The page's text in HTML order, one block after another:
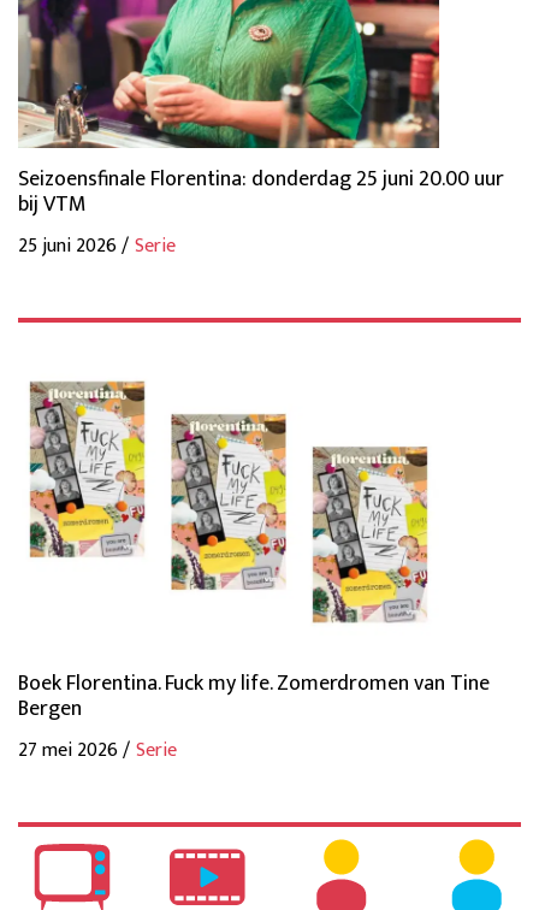
Seizoensfinale Florentina: donderdag 25 juni 20.00 uur
bij VTM
25 juni 2026 /Serie
Boek Florentina. Fuck my life. Zomerdromen van Tine
Bergen
27 mei 2026 /Serie